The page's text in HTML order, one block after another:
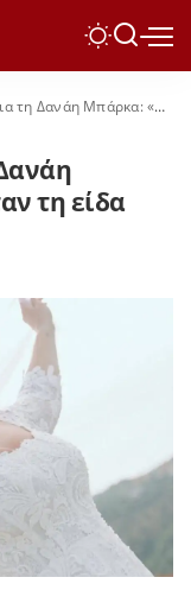
«Συγκινήθηκα όταν τη είδα νύφη»
τη είδα